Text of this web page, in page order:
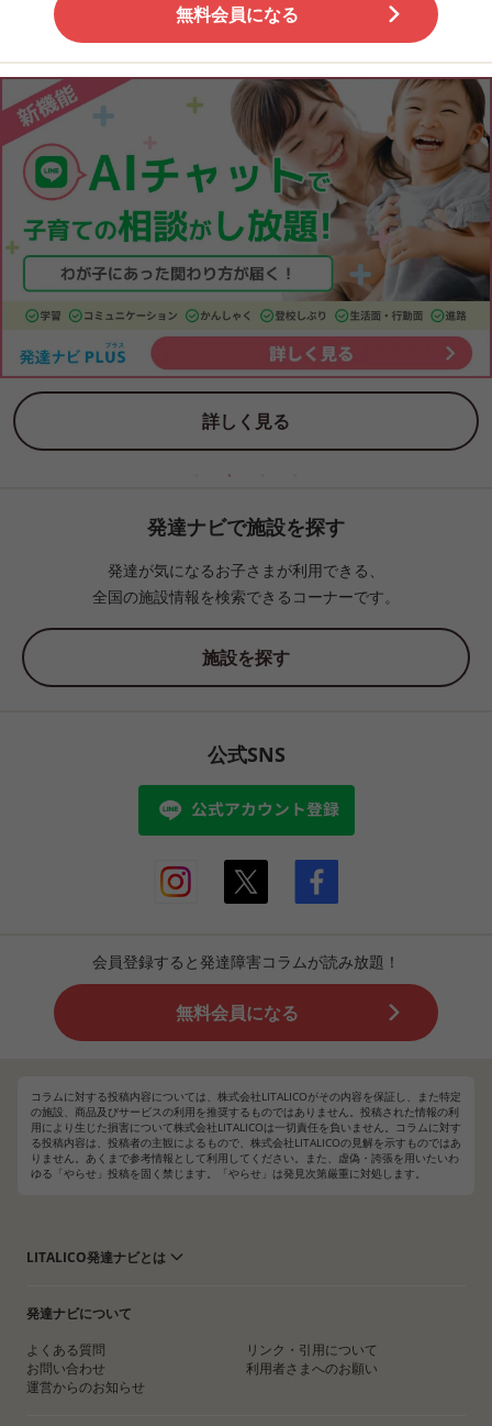
無料会員になる
詳しく見る
発達ナビで施設を探す
発達が気になるお子さまが利用できる、
全国の施設情報を検索できるコーナーです。
施設を探す
公式SNS
会員登録すると発達障害コラムが読み放題！
無料会員になる
コラムに対する投稿内容については、株式会社LITALICOがその内容を保証し、また特定
の施設、商品及びサービスの利用を推奨するものではありません。投稿された情報の利
用により生じた損害について株式会社LITALICOは一切責任を負いません。コラムに対す
る投稿内容は、投稿者の主観によるもので、株式会社LITALICOの見解を示すものではあ
りません。あくまで参考情報として利用してください。また、虚偽・誇張を用いたいわ
ゆる「やらせ」投稿を固く禁じます。「やらせ」は発見次第厳重に対処します。
LITALICO発達ナビとは
発達ナビについて
よくある質問
お問い合わせ
運営からのお知らせ
リンク・引用について
利用者さまへのお願い